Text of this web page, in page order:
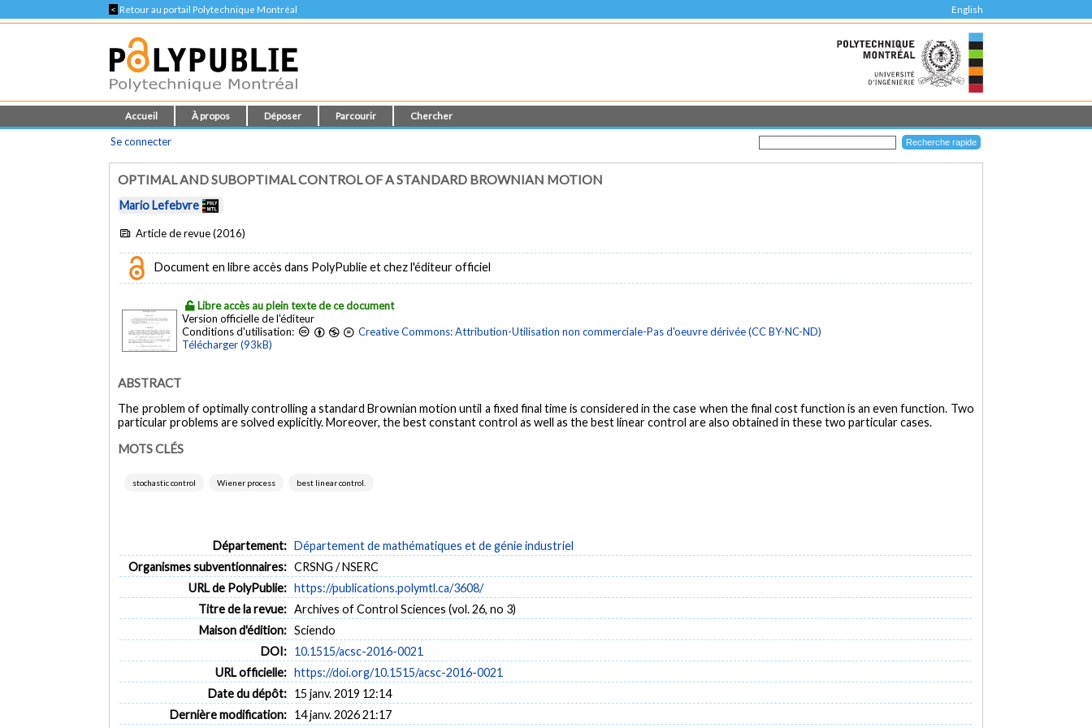
< Retour au portail Polytechnique Montréal English
Accueil À propos Déposer Parcourir Chercher
Se connecter
OPTIMAL AND SUBOPTIMAL CONTROL OF A STANDARD BROWNIAN MOTION
Mario Lefebvre
Article de revue (2016)
Document en libre accès dans PolyPublie et chez l'éditeur officiel
Libre accès au plein texte de ce document
Version officielle de l'éditeur
Conditions d'utilisation:
Creative Commons: Attribution-Utilisation non commerciale-Pas d'oeuvre dérivée (CC BY-NC-ND)
Télécharger (93kB)
ABSTRACT
The problem of optimally controlling a standard Brownian motion until a fixed final time is considered in the case when the final cost function is an even function. Two
particular problems are solved explicitly. Moreover, the best constant control as well as the best linear control are also obtained in these two particular cases.
MOTS CLÉS
stochastic control Wiener process best linear control.
Département: Département de mathématiques et de génie industriel
Organismes subventionnaires: CRSNG / NSERC
URL de PolyPublie: https://publications.polymtl.ca/3608/
Titre de la revue: Archives of Control Sciences (vol. 26, no 3)
Maison d'édition: Sciendo
DOI: 10.1515/acsc-2016-0021
URL officielle: https://doi.org/10.1515/acsc-2016-0021
Date du dépôt: 15 janv. 2019 12:14
Dernière modification: 14 janv. 2026 21:17